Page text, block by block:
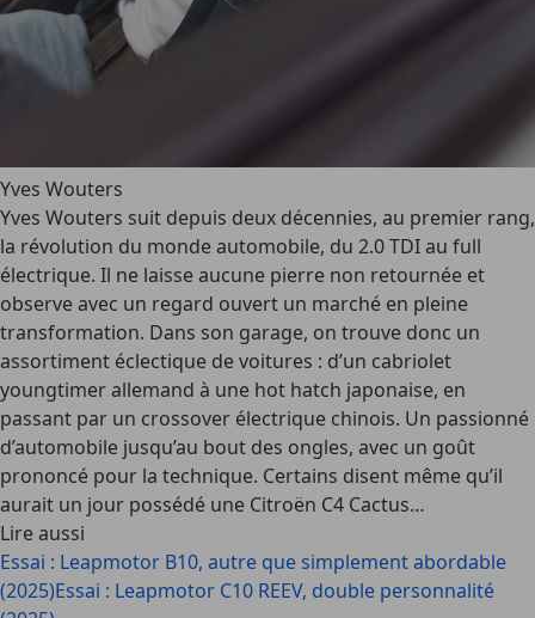
Yves Wouters
Yves Wouters suit depuis deux décennies, au premier rang,
la révolution du monde automobile, du 2.0 TDI au full
électrique. Il ne laisse aucune pierre non retournée et
observe avec un regard ouvert un marché en pleine
transformation. Dans son garage, on trouve donc un
assortiment éclectique de voitures : d’un cabriolet
youngtimer allemand à une hot hatch japonaise, en
passant par un crossover électrique chinois. Un passionné
d’automobile jusqu’au bout des ongles, avec un goût
prononcé pour la technique. Certains disent même qu’il
aurait un jour possédé une Citroën C4 Cactus…
Lire aussi
Essai : Leapmotor B10, autre que simplement abordable
(2025)Essai : Leapmotor C10 REEV, double personnalité